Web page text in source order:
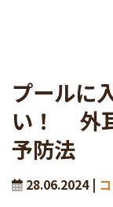
プールに
い！ 外
予防法
28.06.2024 |